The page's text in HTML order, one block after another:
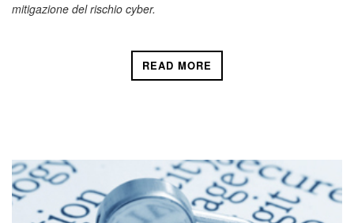
mitigazione del rischio cyber.
READ MORE